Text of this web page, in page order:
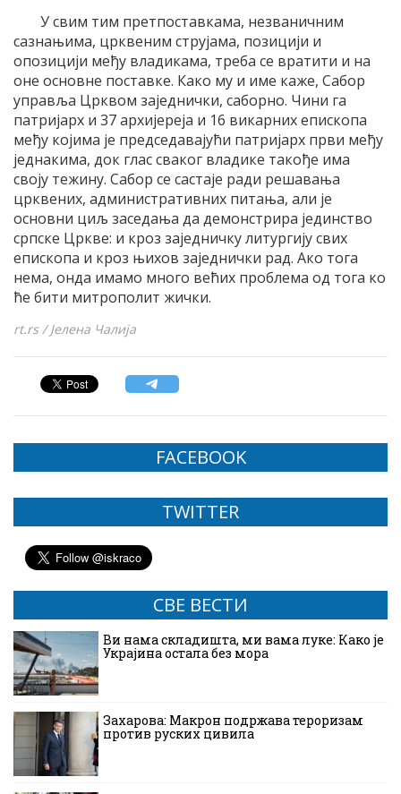
У свим тим претпоставкама, незваничним
сазнањима, црквеним струјама, позицији и
опозицији међу владикама, треба се вратити и на
оне основне поставке. Како му и име каже, Сабор
управља Црквом заједнички, саборно. Чини га
патријарх и 37 архијереја и 16 викарних епископа
међу којима је председавајући патријарх први међу
једнакима, док глас сваког владике такође има
своју тежину. Сабор се састаје ради решавања
црквених, административних питања, али је
основни циљ заседања да демонстрира јединство
српске Цркве: и кроз заједничку литургију свих
епископа и кроз њихов заједнички рад. Ако тога
нема, онда имамо много већих проблема од тога ко
ће бити митрополит жички.
rt.rs / Јелена Чалија
FACEBOOK
TWITTER
СВЕ ВЕСТИ
Ви нама складишта, ми вама луке: Како је
Украјина остала без мора
Захарова: Макрон подржава тероризам
против руских цивила